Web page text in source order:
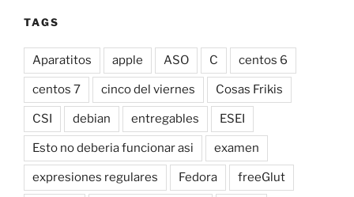
TAGS
Aparatitos apple ASO C centos 6
centos 7 cinco del viernes Cosas Frikis
CSI debian entregables ESEI
Esto no deberia funcionar asi examen
expresiones regulares Fedora freeGlut